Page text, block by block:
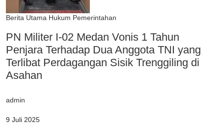
Berita Utama Hukum Pemerintahan
PN Militer I-02 Medan Vonis 1 Tahun
Penjara Terhadap Dua Anggota TNI yang
Terlibat Perdagangan Sisik Trenggiling di
Asahan
admin
9 Juli 2025